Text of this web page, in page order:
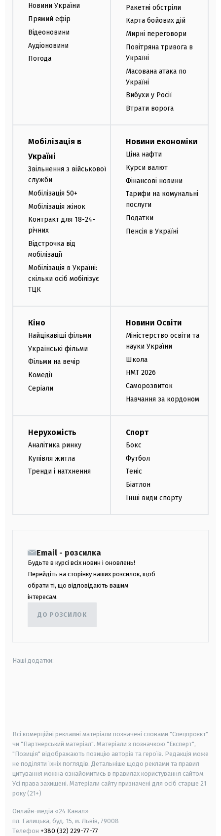
Новини України
Прямий ефір
Відеоновини
Аудіоновини
Погода
Ракетні обстріли
Карта бойових дій
Мирні переговори
Повітряна тривога в
Україні
Масована атака по
Україні
Вибухи у Росії
Втрати ворога
Мобілізація в
Україні
Звільнення з військової
служби
Мобілізація 50+
Мобілізація жінок
Контракт для 18-24-
річних
Відстрочка від
мобілізації
Мобілізація в Україні:
скільки осіб мобілізує
ТЦК
Новини економіки
Ціна нафти
Курси валют
Фінансові новини
Тарифи на комунальні
послуги
Податки
Пенсія в Україні
Кіно
Найцікавіші фільми
Українські фільми
Фільми на вечір
Комедії
Серіали
Новини Освіти
Міністерство освіти та
науки України
Школа
НМТ 2026
Саморозвиток
Навчання за кордоном
Нерухомість
Аналітика ринку
Купівля житла
Тренди і натхнення
Спорт
Бокс
Футбол
Теніс
Біатлон
Інші види спорту
Email - розсилка
Будьте в курсі всіх новин і оновлень!
Перейдіть на сторінку наших розсилок, щоб
обрати ті, що відповідають вашим
інтересам.
ДО РОЗСИЛОК
Наші додатки:
Всі комерційні рекламні матеріали позначені словами "Спецпроєкт"
чи "Партнерський матеріал". Матеріали з позначкою "Експерт",
"Позиція" відображають позицію авторів та героїв. Редакція може
не поділяти їхніх поглядів. Детальніше щодо реклами та правил
цитування можна ознайомитись в правилах користування сайтом.
Усі права захищені. Матеріали сайту призначені для осіб старше 21
року (21+)
Онлайн-медіа «24 Канал»
пл. Галицька, буд. 15, м. Львів, 79008
Телефон +380 (32) 229-77-77